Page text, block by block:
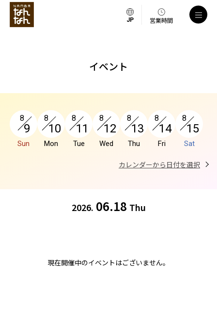
営業時間
イベント
8
9
Sun
8
10
Mon
8
11
Tue
8
12
Wed
8
13
Thu
8
14
Fri
8
15
Sat
カレンダーから日付を選択
2026. 06.18 Thu
現在開催中のイベントはございません。